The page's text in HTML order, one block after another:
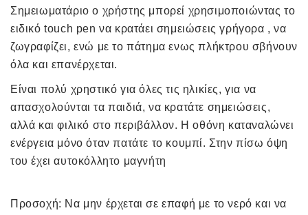
Σημειωματάριο ο χρήστης μπορεί χρησιμοποιώντας το
ειδικό touch pen να κρατάει σημειώσεις γρήγορα , να
ζωγραφίζει, ενώ με το πάτημα ενως πλήκτρου σβήνουν
όλα και επανέρχεται.
Είναι πολύ χρηστικό για όλες τις ηλικίες, για να
απασχολούνται τα παιδιά, να κρατάτε σημειώσεις,
αλλά και φιλικό στο περιβάλλον. Η οθόνη καταναλώνει
ενέργεια μόνο όταν πατάτε το κουμπί. Στην πίσω όψη
του έχει αυτοκόλλητο μαγνήτη
Προσοχή: Να μην έρχεται σε επαφή με το νερό και να